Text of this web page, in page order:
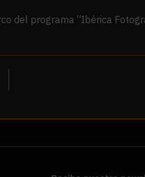
del programa “Ibérica